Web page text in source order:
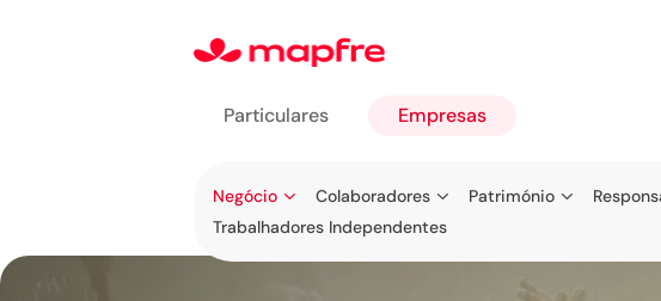
Particulares Empresas
Ir para
Empresas
Negócio Colaboradores Património
Trabalhadores Independentes